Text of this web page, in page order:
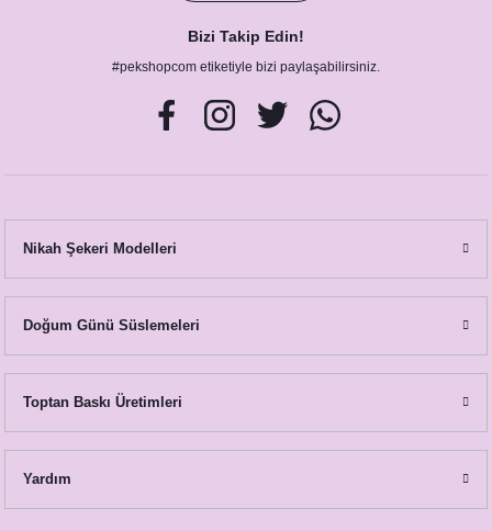
Pembe Çiçekler-Gold Konsept Karşılama Panosu
890,00 TL
Bizi Takip Edin!
#pekshopcom etiketiyle bizi paylaşabilirsiniz.
Nikah Şekeri Modelleri
Doğum Günü Süslemeleri
Toptan Baskı Üretimleri
Yardım